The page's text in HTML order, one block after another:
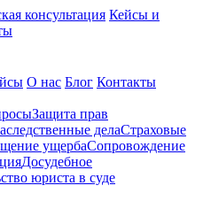
консультация Кейсы и
О нас Блог Контакты
Защита прав
делаСтраховые
ущербаСопровождение
Досудебное
юриста в суде